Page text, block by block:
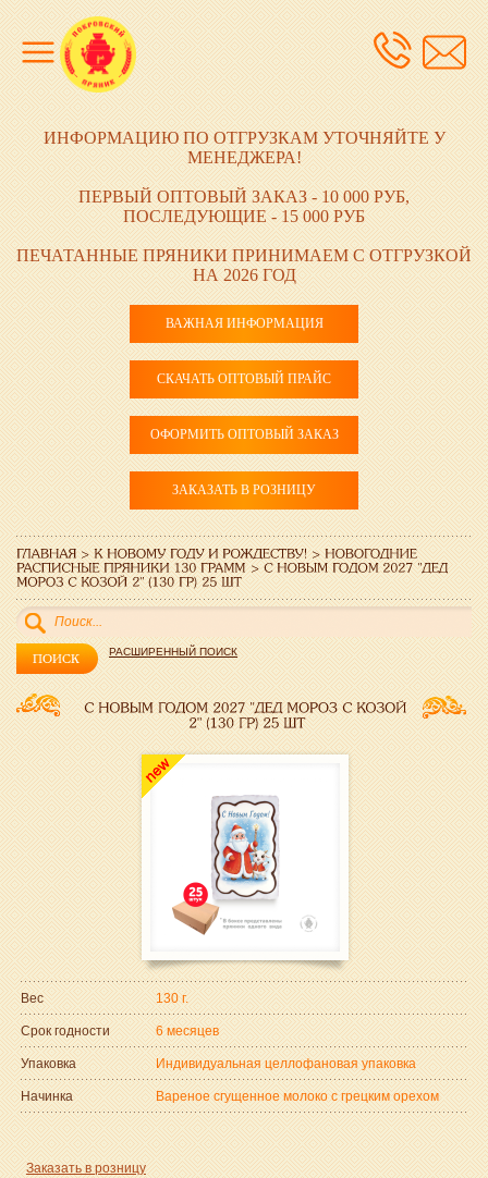
ИНФОРМАЦИЮ ПО ОТГРУЗКАМ УТОЧНЯЙТЕ У
МЕНЕДЖЕРА!
ПЕРВЫЙ ОПТОВЫЙ ЗАКАЗ - 10 000 РУБ,
ПОСЛЕДУЮЩИЕ - 15 000 РУБ
ПЕЧАТАННЫЕ ПРЯНИКИ ПРИНИМАЕМ С ОТГРУЗКОЙ
НА 2026 ГОД
ВАЖНАЯ ИНФОРМАЦИЯ
СКАЧАТЬ ОПТОВЫЙ ПРАЙС
ОФОРМИТЬ ОПТОВЫЙ ЗАКАЗ
ЗАКАЗАТЬ В РОЗНИЦУ
РАСШИРЕННЫЙ ПОИСК
Вес 130 г.
Срок годности 6 месяцев
Упаковка Индивидуальная целлофановая упаковка
Начинка Вареное сгущенное молоко с грецким орехом
Заказать в розницу